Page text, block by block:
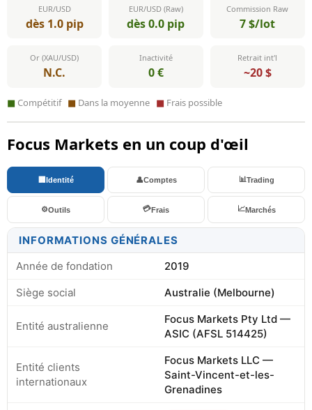
EUR/USD
dès 1.0 pip
EUR/USD (Raw)
dès 0.0 pip
Commission Raw
7 $/lot
Or (XAU/USD)
N.C.
Inactivité
0 €
Retrait int'l
~20 $
■ Compétitif ■ Dans la moyenne ■ Frais possible
Focus Markets en un coup d'œil
Identité 👤Comptes 📊Trading
⚙️Outils 💳Frais 📈Marchés
INFORMATIONS GÉNÉRALES
Année de fondation
2019
Siège social
Australie (Melbourne)
Entité australienne
Focus Markets Pty Ltd —
ASIC (AFSL 514425)
Entité clients
internationaux
Focus Markets LLC —
Saint-Vincent-et-les-
Grenadines